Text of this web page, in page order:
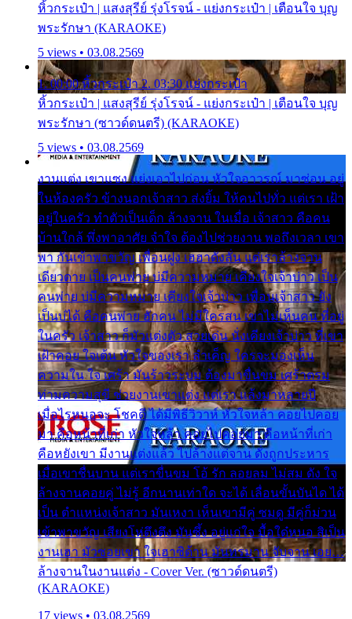
หิ้วกระเป๋า | แสงสุรีย์ รุ่งโรจน์ - แย่งกระเป๋า | เตือนใจ บุญ
พระรักษา (KARAOKE)
5 views • 03.08.2569
1. 00:00 หิ้วกระเป๋า 2. 03:30 แย่งกระเป๋า
หิ้วกระเป๋า | แสงสุรีย์ รุ่งโรจน์ - แย่งกระเป๋า | เตือนใจ บุญ
พระรักษา (ซาวด์ดนตรี) (KARAOKE)
5 views • 03.08.2569
งานแต่ง เขาแซง แย่งเอาไปก่อน หัวใจอาวรณ์ มาซ่อน อยู่
ในห้องครัว ข้างนอกเจ้าสาว ส่งยิ้ม ให้คนไปทั่ว แต่เรา เฝ้า
อยู่ในครัว ทำตัวเป็นเด็ก ล้างจาน ในเมื่อ เจ้าสาว คือคน
บ้านใกล้ พึ่งพาอาศัย จำใจ ต้องไปช่วยงาน พอถึงเวลา เขา
พา กันเข้าพาขวัญ เพื่อนฝูง เฮฮาดังลั่น แต่เราล้างจาน
เดียวดาย เป็นคนพ่าย บ่มีความหมาย เคียงใจเจ้าบ่าว เป็น
คนพ่าย บ่มีความหมาย เคียงใจเจ้าบ่าว เพื่อนเจ้าสาว ยัง
เป็นบ่ได้ คือคนพ่าย ฮักคน ไม่มีใครสน เขาไม่เห็นคน ที่อยู่
ในครัว เจ้าสาว ก็มัวแต่งตัว สวยเด่น นั่งเคียงเจ้าบ่าว ที่เขา
เฝ้าคอย ใจเต้น หัวใจของเรา ลำเค็ญ ใครจะมองเห็น
ความใน ใจ เศร้า มันร้าวระบม ต้องมาขื่นขม เศร้าตรม
ท่ามความสุขี ช่วยงานเขาแต่ง แต่เรา แล้งมาหลายปี
เมื่อไรหนอจะ โชคดี ได้มีพิธีวิวาห์ หัวใจหล้า คอยไปคอย
มา คือหน้าที่เก่า หัวใจหล้า คอยไปคอยมา คือหน้าที่เก่า
คือหยังเขา มีงานแต่งแล้ว ไปล้างแต่จาน ดั่งถูกประหาร
เมื่อเขาชื่นบาน แต่เราขื่นขม โอ้ รัก ลอยลม ไม่สม ดัง ใจ
ล้างจานคอยคู่ ไม่รู้ อีกนานเท่าใด จะได้ เลื่อนขั้นบันได ได้
เป็น ตำแหน่งเจ้าสาว มันเหงา เห็นเขามีคู่ ซมดู มีคู่ก็ม่วน
เข้าพาขวัญ เสียงโห่ตึงตึง มันซึ้ง อยู่แก่ใจ มื้อใด๋หนอ สิเป็น
งานเฮา มัวซอยเขา ใจเฮาซิด้าน มันทรมาน จับจาน เอย…
ล้างจานในงานแต่ง - Cover Ver. (ซาวด์ดนตรี)
(KARAOKE)
17 views • 03.08.2569